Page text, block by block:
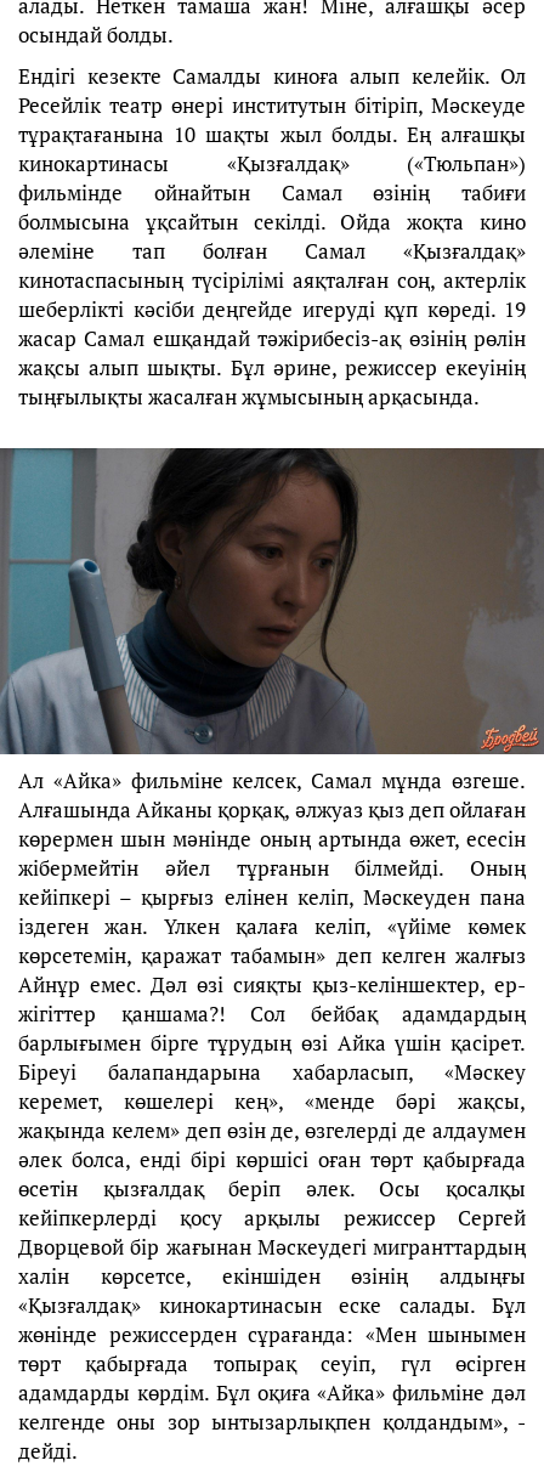
осындай болды.
Ендігі кезекте Самалды киноға алып келейік. Ол
Ресейлік театр өнері институтын бітіріп, Мәскеуде
тұрақтағанына 10 шақты жыл болды. Ең алғашқы
кинокартинасы «Қызғалдақ» («Тюльпан»)
фильмінде ойнайтын Самал өзінің табиғи
болмысына ұқсайтын секілді. Ойда жоқта кино
әлеміне тап болған Самал «Қызғалдақ»
кинотаспасының түсірілімі аяқталған соң, актерлік
шеберлікті кәсіби деңгейде игеруді құп көреді. 19
жасар Самал ешқандай тәжірибесіз-ақ өзінің рөлін
жақсы алып шықты. Бұл әрине, режиссер екеуінің
тыңғылықты жасалған жұмысының арқасында.
Ал «Айка» фильміне келсек, Самал мұнда өзгеше.
Алғашында Айканы қорқақ, әлжуаз қыз деп ойлаған
көрермен шын мәнінде оның артында өжет, есесін
жібермейтін әйел тұрғанын білмейді. Оның
кейіпкері – қырғыз елінен келіп, Мәскеуден пана
іздеген жан. Үлкен қалаға келіп, «үйіме көмек
көрсетемін, қаражат табамын» деп келген жалғыз
Айнұр емес. Дәл өзі сияқты қыз-келіншектер, ер-
жігіттер қаншама?! Сол бейбақ адамдардың
барлығымен бірге тұрудың өзі Айка үшін қасірет.
Біреуі балапандарына хабарласып, «Мәскеу
керемет, көшелері кең», «менде бәрі жақсы,
жақында келем» деп өзін де, өзгелерді де алдаумен
әлек болса, енді бірі көршісі оған төрт қабырғада
өсетін қызғалдақ беріп әлек. Осы қосалқы
кейіпкерлерді қосу арқылы режиссер Сергей
Дворцевой бір жағынан Мәскеудегі мигранттардың
халін көрсетсе, екіншіден өзінің алдыңғы
«Қызғалдақ» кинокартинасын еске салады. Бұл
жөнінде режиссерден сұрағанда: «Мен шынымен
төрт қабырғада топырақ сеуіп, гүл өсірген
адамдарды көрдім. Бұл оқиға «Айка» фильміне дәл
келгенде оны зор ынтызарлықпен қолдандым», -
дейді.